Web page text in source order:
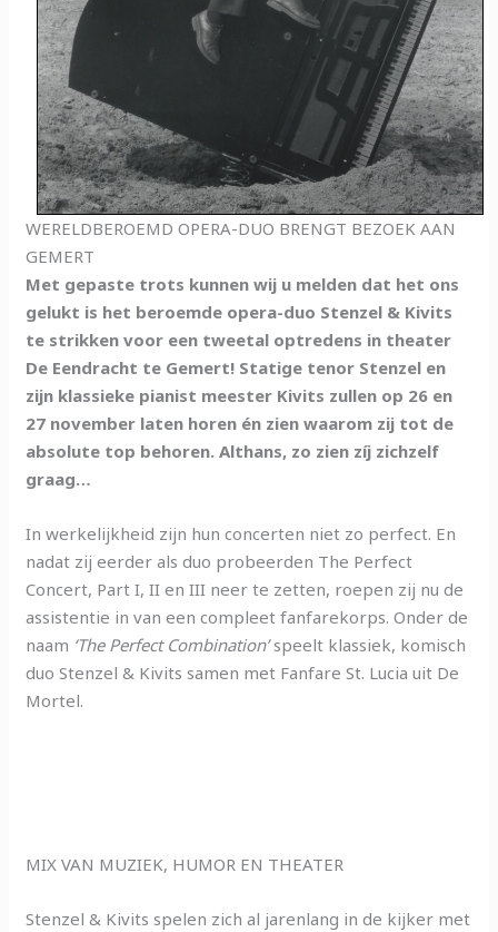
WERELDBEROEMD OPERA-DUO BRENGT BEZOEK AAN
GEMERT
Met gepaste trots kunnen wij u melden dat het ons
gelukt is het beroemde opera-duo Stenzel & Kivits
te strikken voor een tweetal optredens in theater
De Eendracht te Gemert! Statige tenor Stenzel en
zijn klassieke pianist meester Kivits zullen op 26 en
27 november laten horen én zien waarom zij tot de
absolute top behoren. Althans, zo zien zíj zichzelf
graag…
In werkelijkheid zijn hun concerten niet zo perfect. En
nadat zij eerder als duo probeerden The Perfect
Concert, Part I, II en III neer te zetten, roepen zij nu de
assistentie in van een compleet fanfarekorps. Onder de
naam ‘The Perfect Combination’speelt klassiek, komisch
duo Stenzel & Kivits samen met Fanfare St. Lucia uit De
Mortel.
MIX VAN MUZIEK, HUMOR EN THEATER
Stenzel & Kivits spelen zich al jarenlang in de kijker met